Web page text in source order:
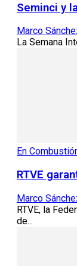
Seminci y
Marco
La Semana
En
RTVE
Marco
RTVE, la
de...